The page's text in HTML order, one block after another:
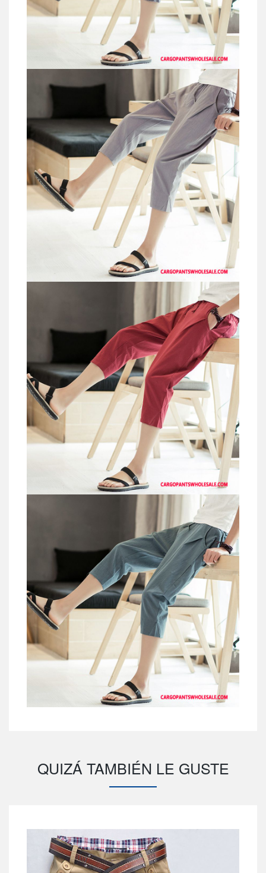
QUIZÁ TAMBIÉN LE GUSTE